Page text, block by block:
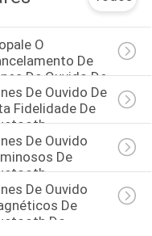
O
De
De Ouvido De
De Ouvido De
Fidelidade De
De Ouvido
De
De Ouvido
De
Do